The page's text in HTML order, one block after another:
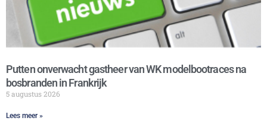
Putten onverwacht gastheer van WK modelbootraces na
bosbranden in Frankrijk
5 augustus 2026
Lees meer »